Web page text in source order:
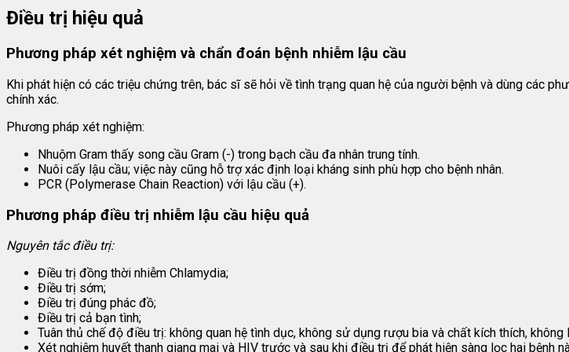
Điều trị hiệu quả
Phương pháp xét nghiệm và chẩn đoán bệnh nhiễm lậu cầu
Khi phát hiện có các triệu chứng trên, bác sĩ sẽ hỏi về tình trạng quan hệ của người bệnh và dùng các
chính xác.
Phương pháp xét nghiệm:
Nhuộm Gram thấy song cầu Gram (-) trong bạch cầu đa nhân trung tính.
Nuôi cấy lậu cầu; việc này cũng hỗ trợ xác định loại kháng sinh phù hợp cho bệnh nhân.
PCR (Polymerase Chain Reaction) với lậu cầu (+).
Phương pháp điều trị nhiễm lậu cầu hiệu quả
Nguyên tắc điều trị:
Điều trị đồng thời nhiễm Chlamydia;
Điều trị sớm;
Điều trị đúng phác đồ;
Điều trị cả bạn tình;
Tuân thủ chế độ điều trị: không quan hệ tình dục, không sử dụng rượu bia và chất kích thích,
Xét nghiệm huyết thanh giang mai và HIV trước và sau khi điều trị để phát hiện sàng lọc hai bệnh